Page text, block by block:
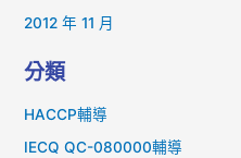
2012 年 11 月
分類
HACCP輔導
IECQ QC-080000輔導